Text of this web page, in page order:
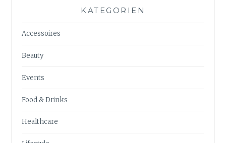
KATEGORIEN
Accessoires
Beauty
Events
Food & Drinks
Healthcare